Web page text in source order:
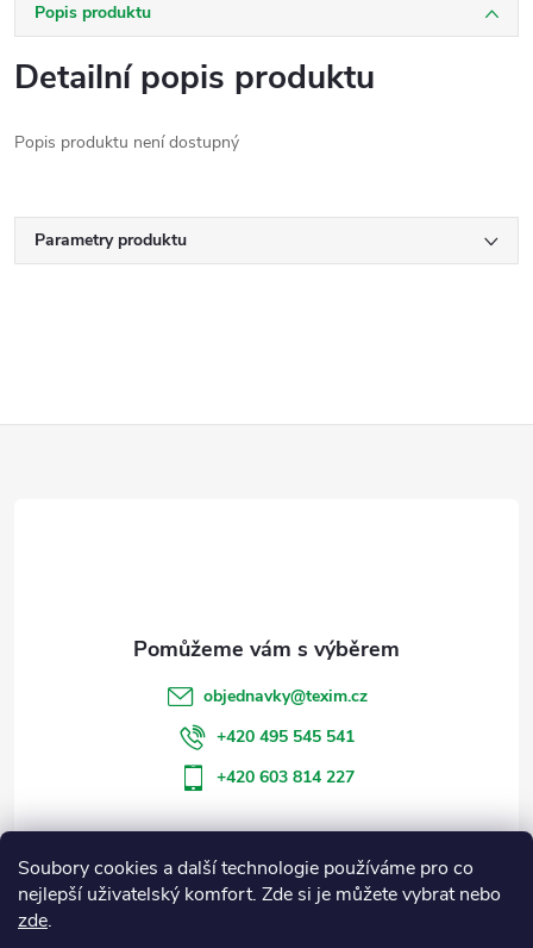
Soubory cookies a další technologie používáme pro co
nejlepší uživatelský komfort. Zde si je můžete vybrat nebo
zde.
Popis produktu
Detailní popis produktu
Popis produktu není dostupný
Parametry produktu
Informace pro vás
objednavky@texim.cz
+420 495 545 541
+420 603 814 227